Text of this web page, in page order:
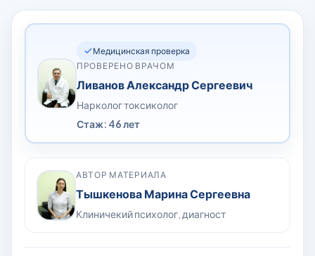
Медицинская проверка
ПРОВЕРЕНО ВРАЧОМ
Ливанов Александр Сергеевич
Нарколог токсиколог
Стаж: 46 лет
АВТОР МАТЕРИАЛА
Тышкенова Марина Сергеевна
Клиничекий психолог, диагност